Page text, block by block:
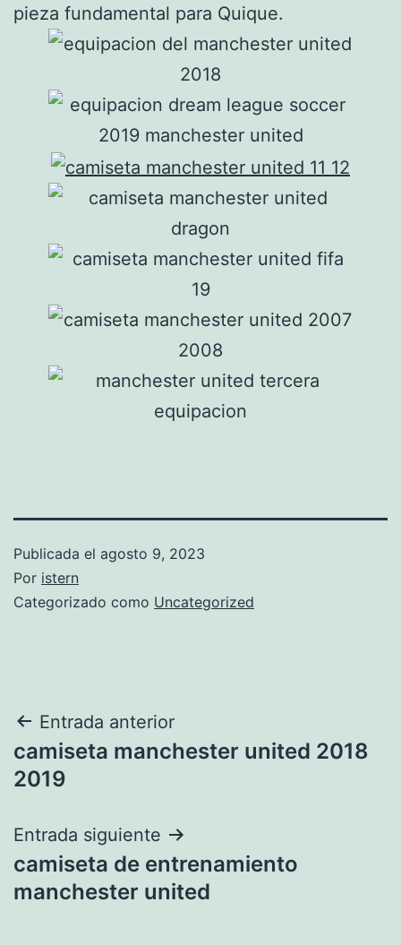
pieza fundamental para Quique.
Publicada el agosto 9, 2023
Por istern
Categorizado como Uncategorized
Navegación
de
Entrada anterior
camiseta manchester united 2018
2019
Entrada siguiente
camiseta de entrenamiento
manchester united